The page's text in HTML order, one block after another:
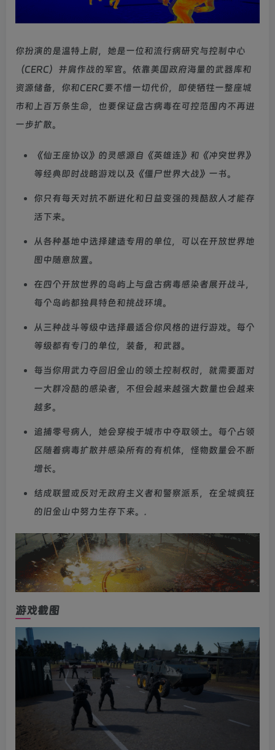
你扮演的是温特上尉，她是一位和流行病研究与控制中心
（CERC）并肩作战的军官。依靠美国政府海量的武器库和
资源储备，你和CERC要不惜一切代价，即使牺牲一整座城
市和上百万条生命，也要保证盘古病毒在可控范围内不再进
一步扩散。
《仙王座协议》的灵感源自《英雄连》和《冲突世界》
等经典即时战略游戏以及《僵尸世界大战》一书。
你只有每天对抗不断进化和日益变强的残酷敌人才能存
活下来。
从各种基地中选择建造专用的单位，可以在开放世界地
图中随意放置。
在四个开放世界的岛屿上与盘古病毒感染者展开战斗，
每个岛屿都独具特色和挑战环境。
从三种战斗等级中选择最适合你风格的进行游戏。每个
等级都有专门的单位，装备，和武器。
每当你用武力夺回旧金山的领土控制权时，就需要面对
一大群冷酷的感染者，不但会越来越强大数量也会越来
越多。
追捕零号病人，她会穿梭于城市中夺取领土。每个占领
区随着病毒扩散并感染所有的有机体，怪物数量会不断
增长。
结成联盟或反对无政府主义者和警察派系，在全城疯狂
的旧金山中努力生存下来。.
游戏截图